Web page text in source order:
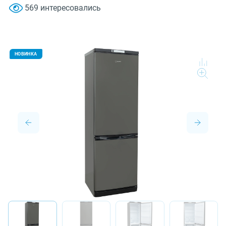
Плиты
Вытяжки
О бренде
569 интересовались
НОВИНКА